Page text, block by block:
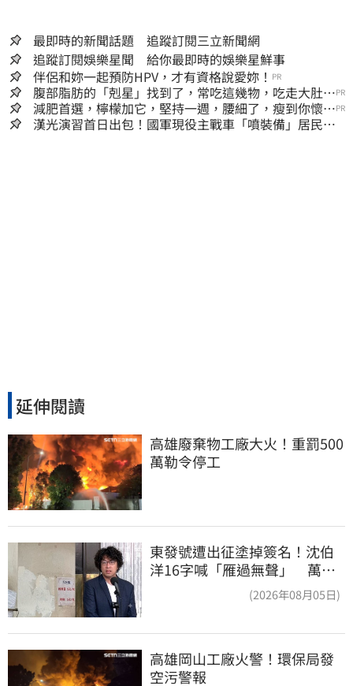
最即時的新聞話題 追蹤訂閱三立新聞網
追蹤訂閱娛樂星聞 給你最即時的娛樂星鮮事
伴侶和妳一起預防HPV，才有資格說愛妳！ PR
腹部脂肪的「剋星」找到了，常吃這幾物，吃走大肚
囊，瘦出小蠻腰
PR
減肥首選，檸檬加它，堅持一週，腰細了，瘦到你懷疑
人生
PR
漢光演習首日出包！國軍現役主戰車「噴裝備」居民撿
延伸閱讀
高雄廢棄物工廠大火！重罰500
萬勒令停工
東發號遭出征塗掉簽名！沈伯
洋16字喊「雁過無聲」 萬人
(2026年08月05日)
高雄岡山工廠火警！環保局發
空污警報